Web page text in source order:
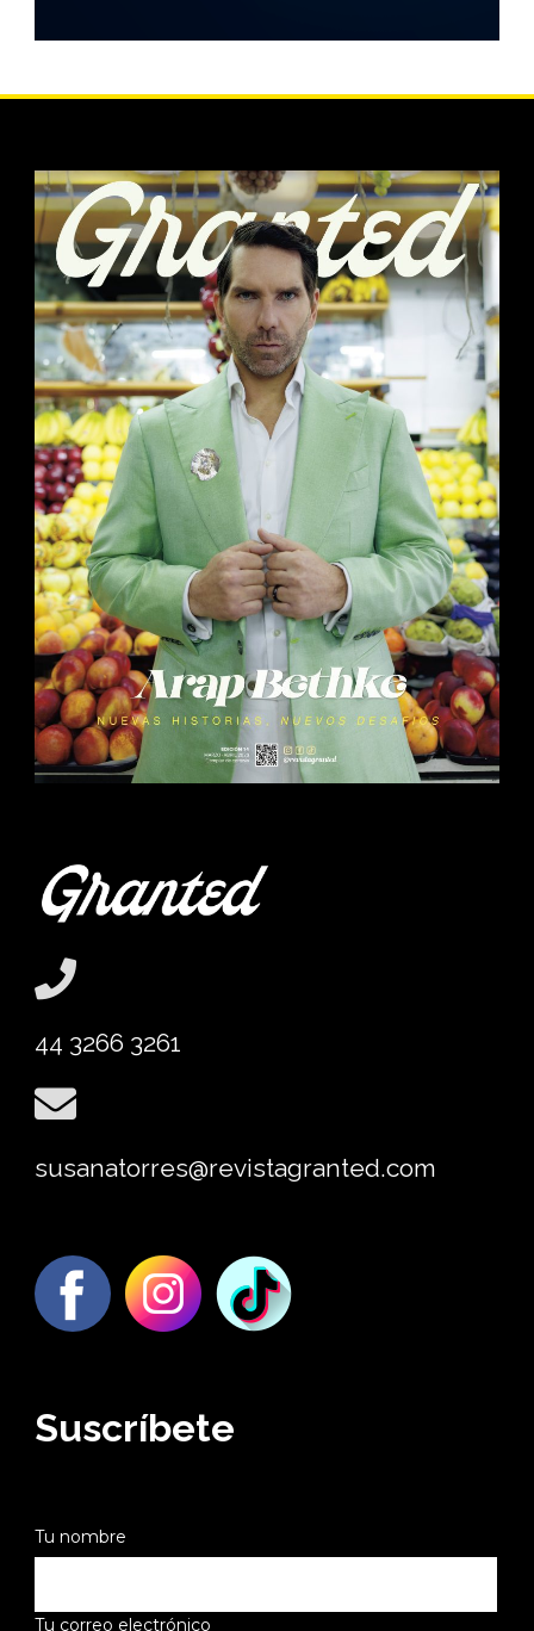
44 3266 3261
susanatorres@revistagranted.com
Suscríbete
Tu nombre
Tu correo electrónico